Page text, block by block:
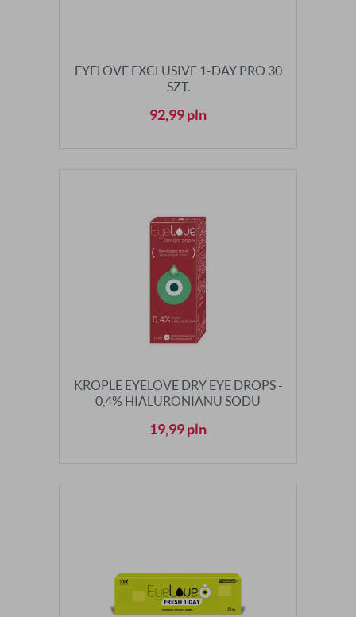
EYELOVE EXCLUSIVE 1-DAY PRO 30
SZT.
92,99pln
KROPLE EYELOVE DRY EYE DROPS -
0,4% HIALURONIANU SODU
19,99pln